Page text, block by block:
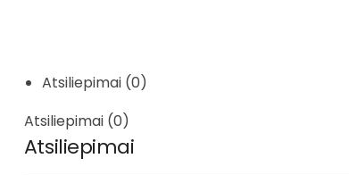
Atsiliepimai (0)
Atsiliepimai (0)
Atsiliepimai